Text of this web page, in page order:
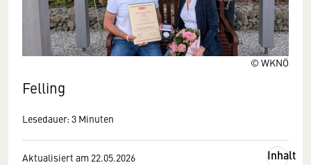
© WKNÖ
Felling
Lesedauer: 3 Minuten
Aktualisiert am 22.05.2026
Inhalt